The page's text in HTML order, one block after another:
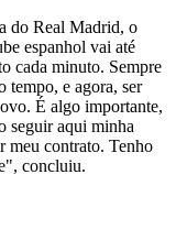
do Real Madrid, o
espanhol vai até
cada minuto. Sempre
tempo, e agora, ser
É algo importante,
seguir aqui minha
meu contrato. Tenho
concluiu.